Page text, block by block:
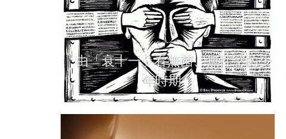
由「衰十一」看無菌、無性慾的少
年時期